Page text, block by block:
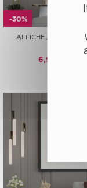
-30%
AFFICHE / POSTER -
6,93 €